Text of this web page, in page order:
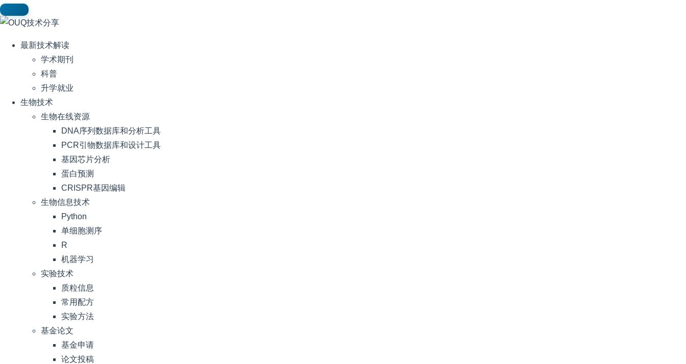
最新技术解读
学术期刊
科普
升学就业
生物技术
生物在线资源
DNA序列数据库和分析工具
PCR引物数据库和设计工具
基因芯片分析
蛋白预测
CRISPR基因编辑
生物信息技术
Python
单细胞测序
R
机器学习
实验技术
质粒信息
常用配方
实验方法
基金论文
基金申请
论文投稿